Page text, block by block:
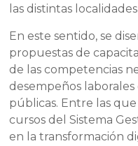
las distintas
En este sentido, se
propuestas de
de las competencias
desempeños
públicas. Entre las
cursos del Sistema
en la transformación